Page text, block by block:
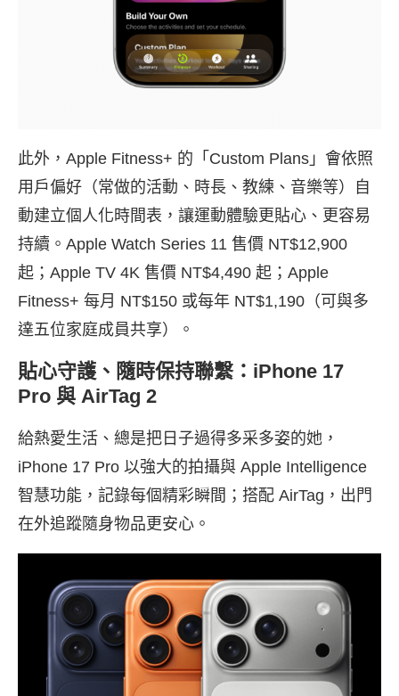
此外，Apple Fitness+ 的「Custom Plans」會依照
用戶偏好（常做的活動、時長、教練、音樂等）自
動建立個人化時間表，讓運動體驗更貼心、更容易
持續。 Apple Watch Series 11 售價 NT$12,900
起；Apple TV 4K 售價 NT$4,490 起；Apple
Fitness+ 每月 NT$150 或每年 NT$1,190（可與多
達五位家庭成員共享）
。
貼心守護、隨時保持聯繫：iPhone 17
Pro 與 AirTag 2
給熱愛生活、總是把日子過得多采多姿的她，
iPhone 17 Pro 以強大的拍攝與 Apple Intelligence
智慧功能，記錄每個精彩瞬間；搭配 AirTag，出門
在外追蹤隨身物品更安心。